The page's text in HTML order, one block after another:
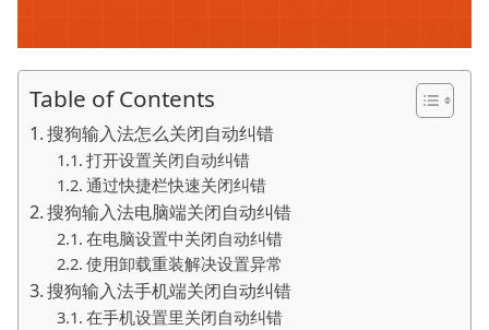
Table of Contents
搜狗输入法怎么关闭自动纠错
打开设置关闭自动纠错
通过快捷栏快速关闭纠错
搜狗输入法电脑端关闭自动纠错
在电脑设置中关闭自动纠错
使用卸载重装解决设置异常
搜狗输入法手机端关闭自动纠错
在手机设置里关闭自动纠错